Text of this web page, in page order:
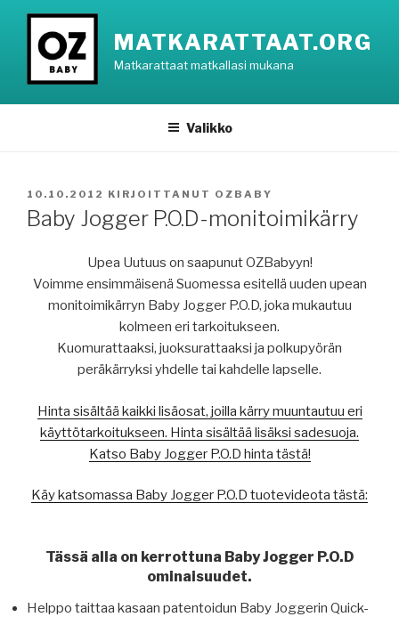
Siirry
sisältöön
MATKARATTAAT.ORG
Matkarattaat matkallasi mukana
Valikko
JULKAISTU
10.10.2012 KIRJOITTANUT OZBABY
Baby Jogger P.O.D-monitoimikärry
Upea Uutuus on saapunut OZBabyyn!
Voimme ensimmäisenä Suomessa esitellä uuden upean
monitoimikärryn Baby Jogger P.O.D, joka mukautuu
kolmeen eri tarkoitukseen.
Kuomurattaaksi, juoksurattaaksi ja polkupyörän
peräkärryksi yhdelle tai kahdelle lapselle.
Hinta sisältää kaikki lisäosat, joilla kärry muuntautuu eri
käyttötarkoitukseen. Hinta sisältää lisäksi sadesuoja.
Katso Baby Jogger P.O.D hinta tästä!
Käy katsomassa Baby Jogger P.O.D tuotevideota tästä:
Tässä alla on kerrottuna Baby Jogger P.O.D
ominaisuudet.
Helppo taittaa kasaan patentoidun Baby Joggerin Quick-